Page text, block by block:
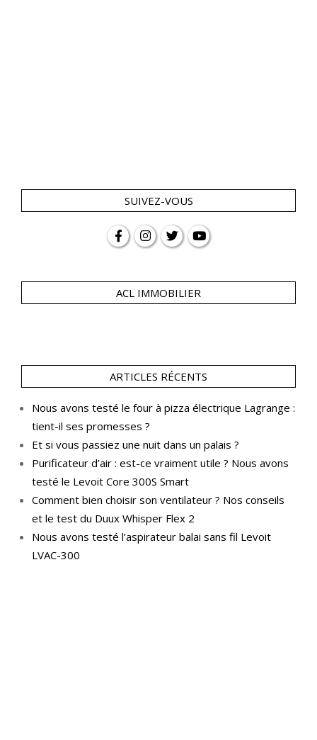
SUIVEZ-VOUS
ACL IMMOBILIER
ARTICLES RÉCENTS
Nous avons testé le four à pizza électrique Lagrange :
tient-il ses promesses ?
Et si vous passiez une nuit dans un palais ?
Purificateur d’air : est-ce vraiment utile ? Nous avons
testé le Levoit Core 300S Smart
Comment bien choisir son ventilateur ? Nos conseils
et le test du Duux Whisper Flex 2
Nous avons testé l’aspirateur balai sans fil Levoit
LVAC-300